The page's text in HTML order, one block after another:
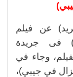
عن فيلم
فى جريدة
عام 1974 عن الفيلم، وجاء في
في جيبي)،